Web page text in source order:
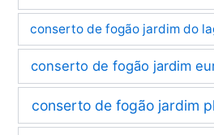
conserto de fogão jardim do
conserto de fogão jardim
conserto de fogão jardim